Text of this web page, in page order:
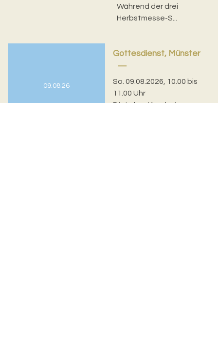
Während der drei
Herbstmesse-S...
09.08.26
Gottesdienst, Münster
So. 09.08.2026, 10.00 bis
11.00 Uhr
Pfr. Lukas Kundert